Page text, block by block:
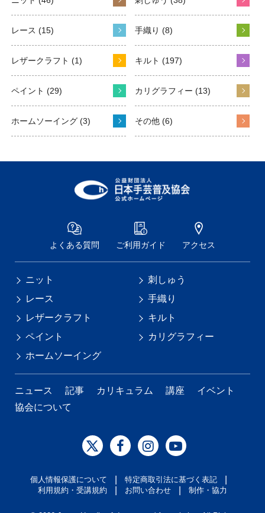
レース (15) 手織り (8)
レザークラフト (1) キルト (197)
ペイント (29) カリグラフィー (13)
ホームソーイング (3) その他 (6)
よくある質問 ご利用ガイド アクセス
ニット
刺しゅう
レース
手織り
レザークラフト
キルト
ペイント
カリグラフィー
ホームソーイング
ニュース 記事 カリキュラム 講座
イベント
協会について
個人情報保護について 特定商取引法に基づく表記
利用規約・受講規約 お問い合わせ 制作・協力